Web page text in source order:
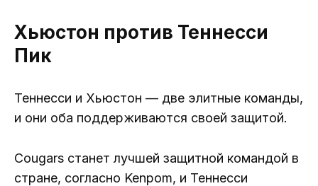
Хьюстон против Теннесси
Пик
Теннесси и Хьюстон — две элитные команды,
и они оба поддерживаются своей защитой.
Cougars станет лучшей защитной командой в
стране, согласно Kenpom, и Теннесси